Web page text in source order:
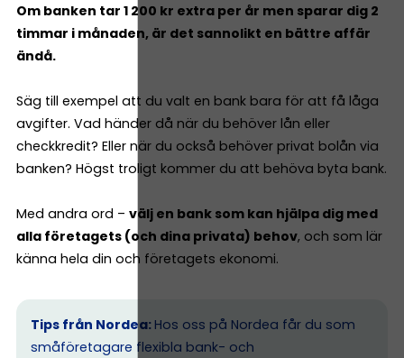
Om banken tar 1 200 kr extra per år men sparar dig 2
timmar i månaden, är det sannolikt en bättre affär
ändå.
Säg till exempel att du valt en bank bara för att få låga
avgifter. Vad händer då när du behöver lån eller
checkkredit? Eller när du också behöver privat bolån via
banken? Högst troligt kommer du att behöva byta bank.
Med andra ord – välj en bank som kan hjälpa dig med
alla företagets (och dina privata) behov, och som lär
känna hela din och företagets ekonomi.
Tips från Nordea: Hos oss på Nordea får du som
småföretagare flexibla bank- och